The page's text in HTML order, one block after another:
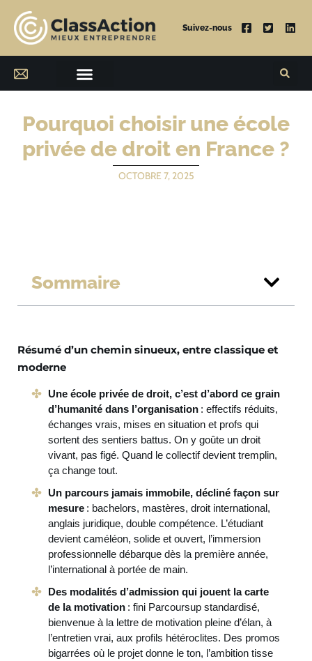
Suivez-nous
Pourquoi choisir une école
privée de droit en France ?
OCTOBRE 7, 2025
Sommaire
Résumé d’un chemin sinueux, entre classique et
moderne
Une école privée de droit, c’est d’abord ce grain
d’humanité dans l’organisation : effectifs réduits,
échanges vrais, mises en situation et profs qui
sortent des sentiers battus. On y goûte un droit
vivant, pas figé. Quand le collectif devient tremplin,
ça change tout.
Un parcours jamais immobile, décliné façon sur
mesure : bachelors, mastères, droit international,
anglais juridique, double compétence. L’étudiant
devient caméléon, solide et ouvert, l’immersion
professionnelle débarque dès la première année,
l’international à portée de main.
Des modalités d’admission qui jouent la carte
de la motivation : fini Parcoursup standardisé,
bienvenue à la lettre de motivation pleine d’élan, à
l’entretien vrai, aux profils hétéroclites. Des promos
bigarrées où le projet donne le ton, l’ambition tisse